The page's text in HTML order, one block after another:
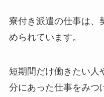
寮付き派遣の仕事は、
められています。
短期間だけ働きたい人
分にあった仕事をみつ